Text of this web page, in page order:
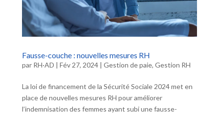
Fausse-couche : nouvelles mesures RH
par RH·AD | Fév 27, 2024| Gestion de paie, Gestion RH
La loi de financement de la Sécurité Sociale 2024 met en
place de nouvelles mesures RH pour améliorer
l’indemnisation des femmes ayant subi une fausse-